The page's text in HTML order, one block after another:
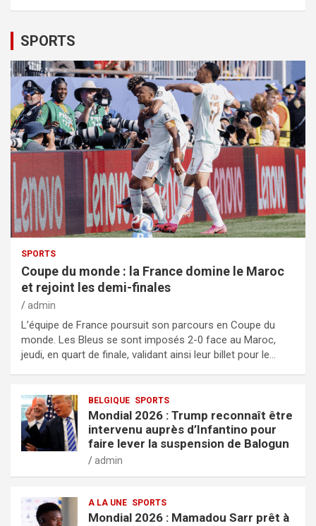
SPORTS
SPORTS
Coupe du monde : la France domine le Maroc
et rejoint les demi-finales
admin
L’équipe de France poursuit son parcours en Coupe du
monde. Les Bleus se sont imposés 2-0 face au Maroc,
jeudi, en quart de finale, validant ainsi leur billet pour le…
BELGIQUE SPORTS
Mondial 2026 : Trump reconnaît être
intervenu auprès d’Infantino pour
faire lever la suspension de Balogun
admin
A LA UNE SPORTS
Mondial 2026 : Mamadou Sarr prêt à